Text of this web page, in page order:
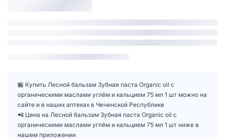
🏪 Купить Лесной бальзам Зубная паста Organic oil с
органическими маслами углём и кальцием 75 мл 1 шт можно на
сайте и в наших аптеках в Чеченской Республике
📲 Цена на Лесной бальзам Зубная паста Organic oil с
органическими маслами углём и кальцием 75 мл 1 шт ниже в
нашем приложении